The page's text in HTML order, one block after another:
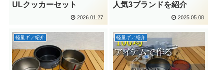
ULクッカーセット
2026.01.27
人気3ブランドを紹介
2025.05.08
軽量ギア紹介 軽量ギア紹介